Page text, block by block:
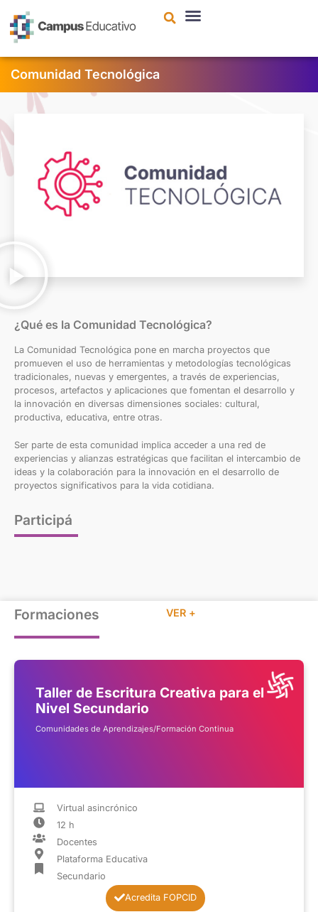
Comunidad Tecnológica
¿Qué es la Comunidad Tecnológica?
La Comunidad Tecnológica pone en marcha proyectos que
promueven el uso de herramientas y metodologías tecnológicas
tradicionales, nuevas y emergentes, a través de experiencias,
procesos, artefactos y aplicaciones que fomentan el desarrollo y
la innovación en diversas dimensiones sociales: cultural,
productiva, educativa, entre otras.
Ser parte de esta comunidad implica acceder a una red de
experiencias y alianzas estratégicas que facilitan el intercambio de
ideas y la colaboración para la innovación en el desarrollo de
proyectos significativos para la vida cotidiana.
Participá
Formaciones VER +
Taller de Escritura Creativa para el
Nivel Secundario
Comunidades de Aprendizajes/Formación Continua
Virtual asincrónico
12 h
Docentes
Plataforma Educativa
Secundario
Acredita FOPCID